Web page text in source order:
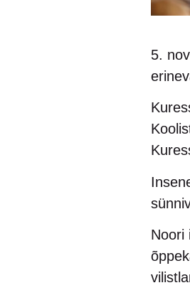
5.
Noori